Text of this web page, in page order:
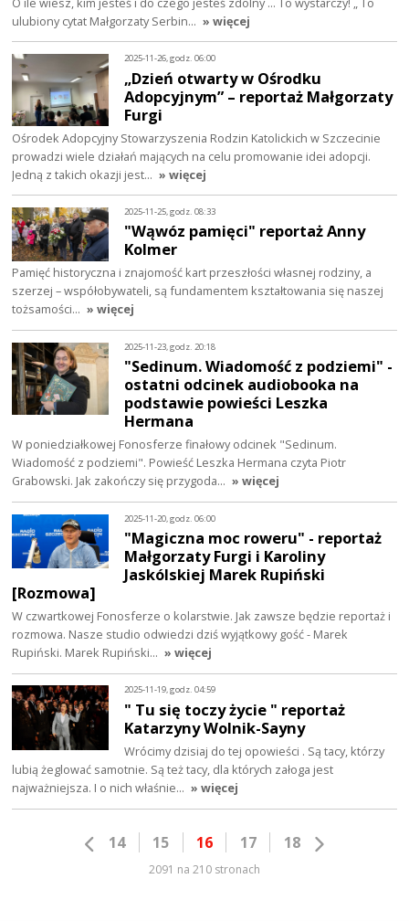
ulubiony cytat Małgorzaty Serbin… » więcej
2025-11-26, godz. 06:00
„Dzień otwarty w Ośrodku
Adopcyjnym” – reportaż Małgorzaty
Furgi
Ośrodek Adopcyjny Stowarzyszenia Rodzin Katolickich w Szczecinie
prowadzi wiele działań mających na celu promowanie idei adopcji.
Jedną z takich okazji jest… » więcej
2025-11-25, godz. 08:33
"Wąwóz pamięci" reportaż Anny
Kolmer
Pamięć historyczna i znajomość kart przeszłości własnej rodziny, a
szerzej – współobywateli, są fundamentem kształtowania się naszej
tożsamości… » więcej
2025-11-23, godz. 20:18
"Sedinum. Wiadomość z podziemi" -
ostatni odcinek audiobooka na
podstawie powieści Leszka
Hermana
W poniedziałkowej Fonosferze finałowy odcinek "Sedinum.
Wiadomość z podziemi". Powieść Leszka Hermana czyta Piotr
Grabowski. Jak zakończy się przygoda… » więcej
2025-11-20, godz. 06:00
"Magiczna moc roweru" - reportaż
Małgorzaty Furgi i Karoliny
Jaskólskiej Marek Rupiński
[Rozmowa]
W czwartkowej Fonosferze o kolarstwie. Jak zawsze będzie reportaż i
rozmowa. Nasze studio odwiedzi dziś wyjątkowy gość - Marek
Rupiński. Marek Rupiński… » więcej
2025-11-19, godz. 04:59
" Tu się toczy życie " reportaż
Katarzyny Wolnik-Sayny
Wrócimy dzisiaj do tej opowieści . Są tacy, którzy
lubią żeglować samotnie. Są też tacy, dla których załoga jest
najważniejsza. I o nich właśnie… » więcej
14 15 16 17 18
2091 na 210 stronach